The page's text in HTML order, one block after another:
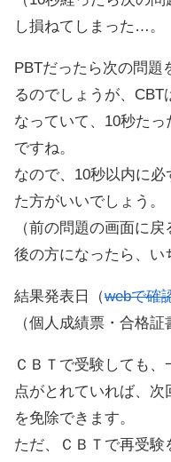
し損ねてしまった…。
PBTだったら次の問題
るのでしょうが、
なっていて、10秒た
ですね。
なので、10秒以内に
た方がいいでしょう。
（前の問題の画面に
後の方になったら、い
結果発表日（webで確
（個人成績票・合格
ＣＢＴで受験しても
点がとれていれば、
を免除できます。
ただ、ＣＢＴで再受験